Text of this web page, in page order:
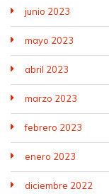
junio 2023
mayo 2023
abril 2023
marzo 2023
febrero 2023
enero 2023
diciembre 2022